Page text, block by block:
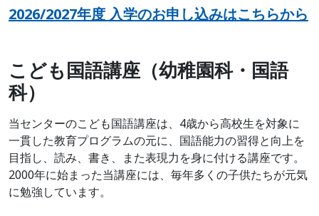
2026/2027年度 入学のお申し込みはこちらから
こども国語講座（幼稚園科・国語
科）
当センターのこども国語講座は、4歳から高校生を対象に
一貫した教育プログラムの元に、国語能力の習得と向上を
目指し、読み、書き、また表現力を身に付ける講座です。
2000年に始まった当講座には、毎年多くの子供たちが元気
に勉強しています。